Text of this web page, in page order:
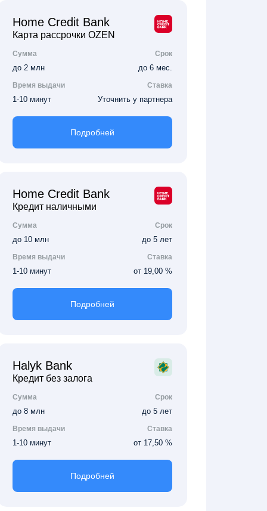
Home Credit Bank
Карта рассрочки OZEN
Сумма Срок
до 2 млн до 6 мес.
Время выдачи Ставка
1-10 минут Уточнить у партнера
Подробней
Home Credit Bank
Кредит наличными
Сумма Срок
до 10 млн до 5 лет
Время выдачи Ставка
1-10 минут от 19,00 %
Подробней
Halyk Bank
Кредит без залога
Сумма Срок
до 8 млн до 5 лет
Время выдачи Ставка
1-10 минут от 17,50 %
Подробней